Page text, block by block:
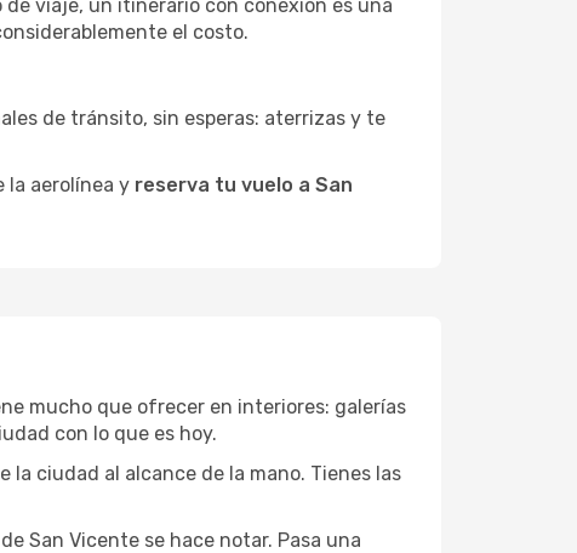
viaje, un itinerario con conexión es una
el costo.
de tránsito, sin esperas: aterrizas y te
la aerolínea y reserva tu vuelo a San
mucho que ofrecer en interiores: galerías
con lo que es hoy.
la ciudad al alcance de la mano. Tienes las
San Vicente se hace notar. Pasa una